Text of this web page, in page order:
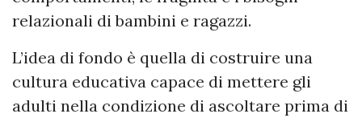
relazionali di bambini e ragazzi.
L’idea di fondo è quella di costruire una
cultura educativa capace di mettere gli
adulti nella condizione di ascoltare prima di